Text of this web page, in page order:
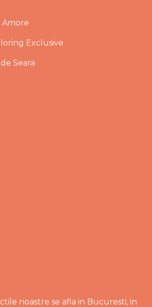
Amore
Exclusive
Seara
noastre se afla in Bucuresti, in